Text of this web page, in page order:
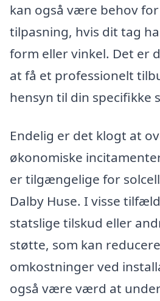
kan også være behov
tilpasning, hvis dit tag
form eller vinkel. Det er
at få et professionelt
hensyn til din specifikke
Endelig er det klogt at
økonomiske
er tilgængelige for
Dalby Huse. I visse
statslige tilskud eller
støtte, som kan
omkostninger ved
også være værd at